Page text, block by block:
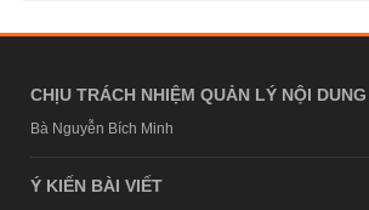
CHỊU TRÁCH NHIỆM QUẢN LÝ NỘI DUNG
Bà Nguyễn Bích Minh
Ý KIẾN BÀI VIẾT